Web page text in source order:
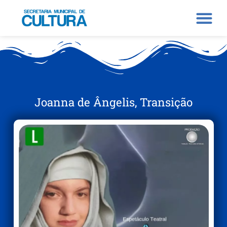
Joanna de Ângelis, Transição